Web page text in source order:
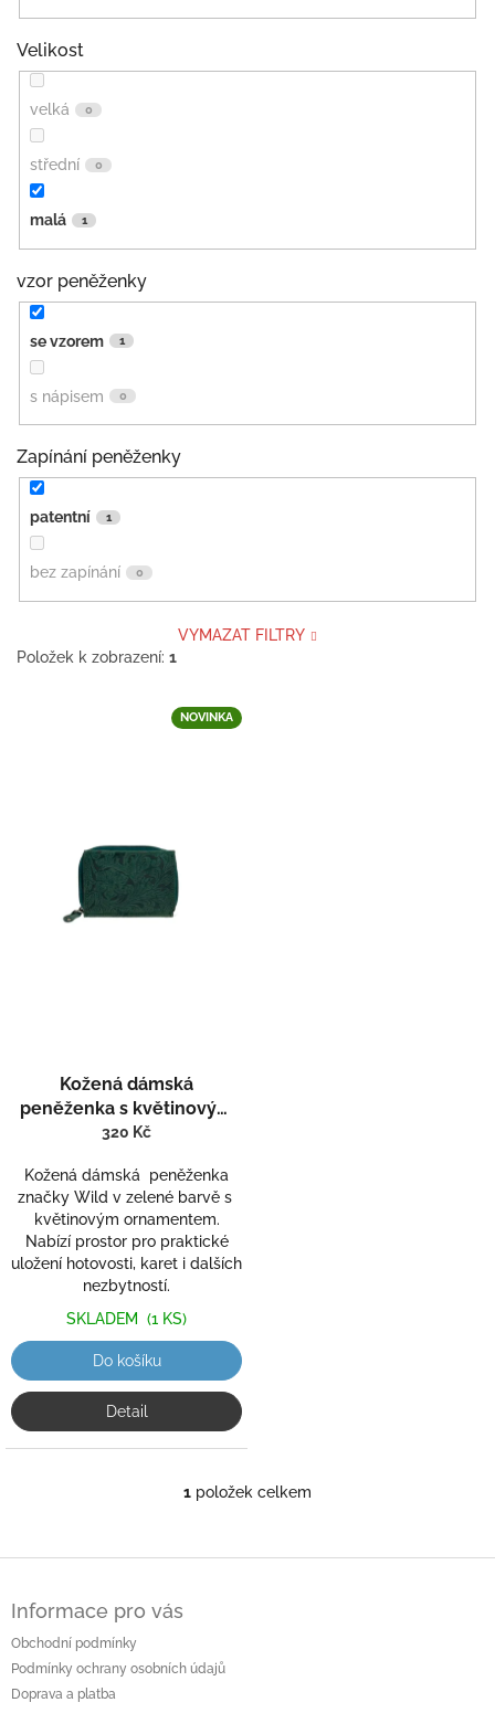
Velikost
velká 0
střední 0
malá 1
vzor peněženky
se vzorem 1
s nápisem 0
Zapínání peněženky
patentní 1
bez zapínání 0
VYMAZAT FILTRY
Položek k zobrazení: 1
NOVINKA
Kožená dámská
peněženka s květinovým
vzorem Wild 605 -1
320 Kč
Kožená dámská peněženka
značky Wild v zelené barvě s
květinovým ornamentem.
Nabízí prostor pro praktické
uložení hotovosti, karet i dalších
nezbytností.
SKLADEM (1 KS)
Do košíku
Detail
O
á
1 položek celkem
Informace pro vás
Obchodní podmínky
Podmínky ochrany osobních údajů
Doprava a platba